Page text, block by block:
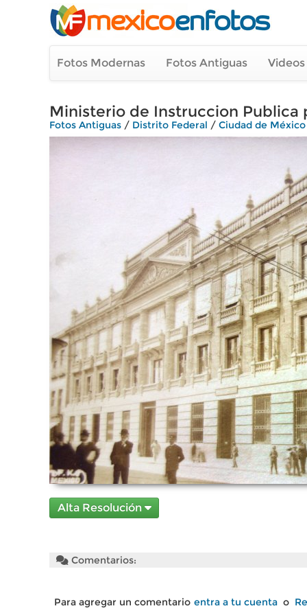
Fotos Modernas Fotos Antiguas
Ministerio de Instruccion Publica
Fotos Antiguas / Distrito Federal / Ciudad de México
Alta Resolución
Comentarios:
Para agregar un comentario entra a tu cuenta o